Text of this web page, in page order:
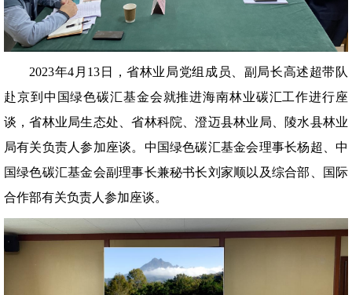
2023年4月13日，省林业局党组成员、副局长高述超带队
赴京到中国绿色碳汇基金会就推进海南林业碳汇工作进行座
谈，省林业局生态处、省林科院、澄迈县林业局、陵水县林业
局有关负责人参加座谈。中国绿色碳汇基金会理事长杨超、中
国绿色碳汇基金会副理事长兼秘书长刘家顺以及综合部、国际
合作部有关负责人参加座谈。